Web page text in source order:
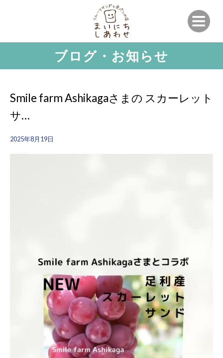
ブログ・お知らせ
Smile farm Ashikagaさまの スカーレット
サ…
2025年8月19日